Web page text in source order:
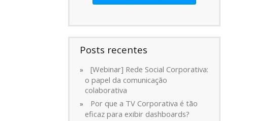
Posts recentes
[Webinar] Rede Social Corporativa:
o papel da comunicação
colaborativa
Por que a TV Corporativa é tão
eficaz para exibir dashboards?